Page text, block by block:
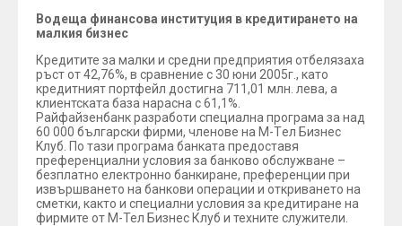
Водеща финансова институция в кредитирането на
малкия бизнес
Кредитите за малки и средни предприятия отбелязаха
ръст от 42,76%, в сравнение с 30 юни 2005г., като
кредитният портфейл достигна 711,01 млн. лева, а
клиентската база нарасна с 61,1%.
Райфайзенбанк разработи специална програма за над
60 000 български фирми, членове на М-Tел Бизнес
Kлуб. По тази програма банката предоставя
преференциални условия за банково обслужване –
безплатно електронно банкиране, преференции при
извършването на банкови операции и откриването на
сметки, както и специални условия за кредитиране на
фирмите от М-Тел Бизнес Клуб и техните служители.